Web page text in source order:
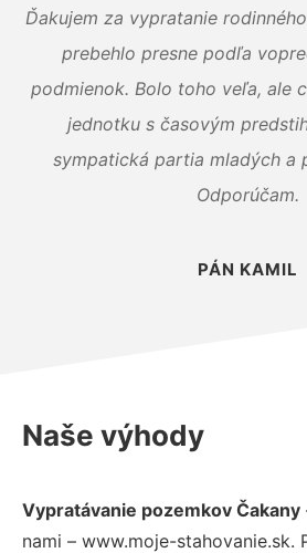
Ďakujem za vypratanie
prebehlo presne podľa
podmienok. Bolo toho veľa, ale
jednotku s časovým
sympatická partia mladých a
Odporúčam.
PÁN KAMIL
Naše výhody
Vypratávanie pozemkov Čakany
nami – www.moje-stahovanie.sk.